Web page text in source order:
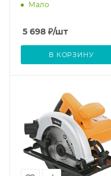
Мало
5 698 ₽/шт
В КОРЗИНУ